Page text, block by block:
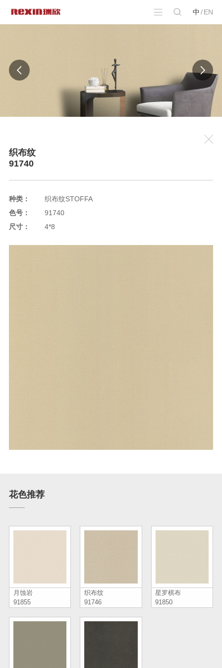
中 /EN
织布纹
91740
种类：
织布纹STOFFA
色号：
91740
尺寸：
4*8
花色推荐
月蚀岩
91855
织布纹
91746
星罗棋布
91850